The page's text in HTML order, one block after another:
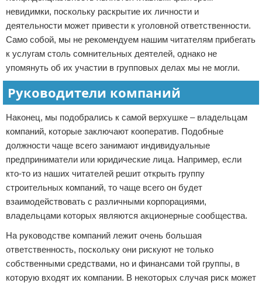
невидимки, поскольку раскрытие их личности и
деятельности может привести к уголовной ответственности.
Само собой, мы не рекомендуем нашим читателям прибегать
к услугам столь сомнительных деятелей, однако не
упомянуть об их участии в групповых делах мы не могли.
Руководители компаний
Наконец, мы подобрались к самой верхушке – владельцам
компаний, которые заключают кооператив. Подобные
должности чаще всего занимают индивидуальные
предприниматели или юридические лица. Например, если
кто-то из наших читателей решит открыть группу
строительных компаний, то чаще всего он будет
взаимодействовать с различными корпорациями,
владельцами которых являются акционерные сообщества.
На руководстве компаний лежит очень большая
ответственность, поскольку они рискуют не только
собственными средствами, но и финансами той группы, в
которую входят их компании. В некоторых случая риск может